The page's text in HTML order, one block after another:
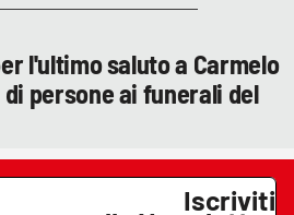
l'ultimo saluto a Carmelo
persone ai funerali del
Iscriviti